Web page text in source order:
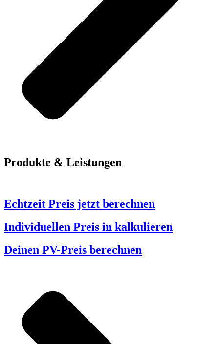
Produkte & Leistungen
Echtzeit Preis jetzt berechnen
Individuellen Preis in kalkulieren
Deinen PV-Preis berechnen